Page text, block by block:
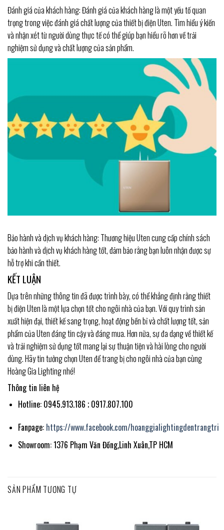
Đánh giá của khách hàng: Đánh giá của khách hàng là một yếu tố quan
trọng trong việc đánh giá chất lượng của thiết bị điện Uten. Tìm hiểu ý kiến
và nhận xét từ người dùng thực tế có thể giúp bạn hiểu rõ hơn về trải
nghiệm sử dụng và chất lượng của sản phẩm.
Bảo hành và dịch vụ khách hàng: Thương hiệu Uten cung cấp chính sách
bảo hành và dịch vụ khách hàng tốt, đảm bảo rằng bạn luôn nhận được sự
hỗ trợ khi cần thiết.
KẾT LUẬN
Dựa trên những thông tin đã được trình bày, có thể khẳng định rằng thiết
bị điện Uten là một lựa chọn tốt cho ngôi nhà của bạn. Với quy trình sản
xuất hiện đại, thiết kế sang trọng, hoạt động bền bỉ và chất lượng tốt, sản
phẩm của Uten đáng tin cậy và đáng mua. Hơn nữa, sự đa dạng về thiết kế
và trải nghiệm sử dụng tốt mang lại sự thuận tiện và hài lòng cho người
dùng. Hãy tin tưởng chọn Uten để trang bị cho ngôi nhà của bạn cùng
Hoàng Gia Lighting nhé!
Thông tin liên hệ
Hotline: 0945.913.186 ; 0917.807.100
Fanpage: https://www.facebook.com/hoanggialightingdentrangtri
Showroom: 1376 Phạm Văn Đồng,Linh Xuân,TP HCM
SẢN PHẨM TƯƠNG TỰ